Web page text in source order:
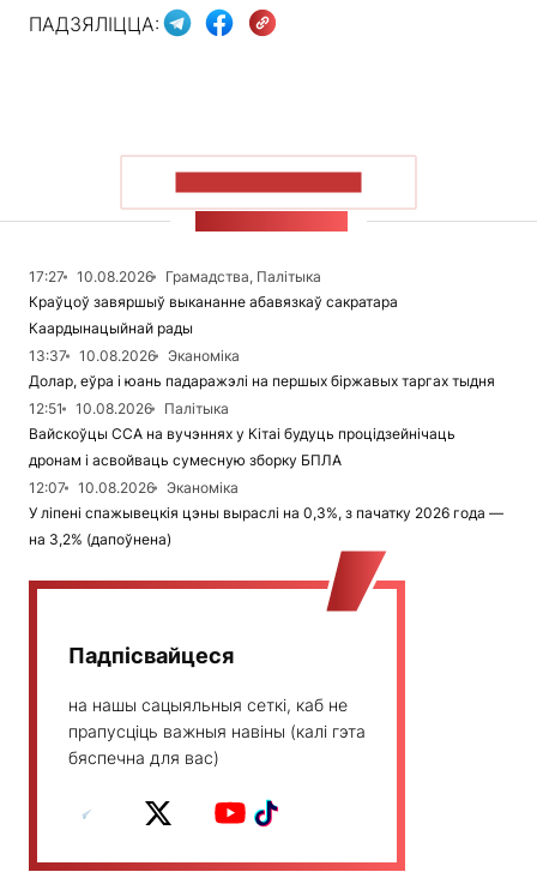
ПАДЗЯЛІЦЦА:
17:27 10.08.2026
Грамадства, Палітыка
Краўцоў завяршыў выкананне абавязкаў сакратара
Каардынацыйнай рады
13:37
10.08.2026
Эканоміка
Долар, еўра і юань падаражэлі на першых біржавых таргах тыдня
12:51
10.08.2026
Палітыка
Вайскоўцы ССА на вучэннях у Кітаі будуць процідзейнічаць
дронам і асвойваць сумесную зборку БПЛА
12:07
10.08.2026
Эканоміка
У ліпені спажывецкія цэны выраслі на 0,3%, з пачатку 2026 года —
на 3,2% (дапоўнена)
Падпісвайцеся
на нашы сацыяльныя сеткі, каб не
прапусціць важныя навіны (калі гэта
бяспечна для вас)